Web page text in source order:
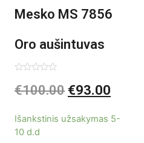
Mesko MS 7856
Oro aušintuvas
be ašmenų 3in1
0
iš
€100.00 €93.00
Išankstinis užsakymas 5-
10 d.d